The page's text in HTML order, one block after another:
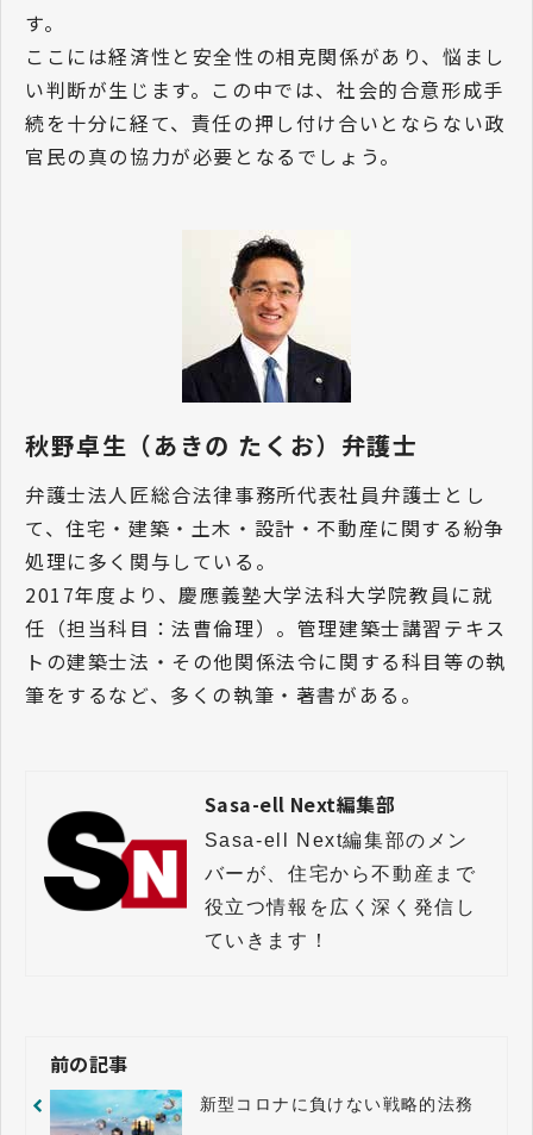
す。
ここには経済性と安全性の相克関係があり、悩まし
い判断が生じます。この中では、社会的合意形成手
続を十分に経て、責任の押し付け合いとならない政
官民の真の協力が必要となるでしょう。
秋野卓生（あきの たくお）弁護士
弁護士法人匠総合法律事務所代表社員弁護士とし
て、住宅・建築・土木・設計・不動産に関する紛争
処理に多く関与している。
2017年度より、慶應義塾大学法科大学院教員に就
任（担当科目：法曹倫理）。管理建築士講習テキス
トの建築士法・その他関係法令に関する科目等の執
筆をするなど、多くの執筆・著書がある。
Sasa-ell Next編集部
Sasa-ell Next編集部のメン
バーが、住宅から不動産まで
役立つ情報を広く深く発信し
前の記事
新型コロナに負けない戦略的法務